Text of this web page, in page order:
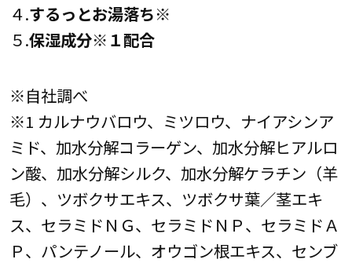
４.するっとお湯落ち※
５.保湿成分※１配合
※自社調べ
※1 カルナウバロウ、ミツロウ、ナイアシンア
ミド、加水分解コラーゲン、加水分解ヒアルロ
ン酸、加水分解シルク、加水分解ケラチン（羊
毛）、ツボクサエキス、ツボクサ葉／茎エキ
ス、セラミドＮＧ、セラミドＮＰ、セラミドＡ
Ｐ、パンテノール、オウゴン根エキス、センブ